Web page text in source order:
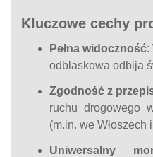
Kluczowe cechy
Pełna widoczność:
odblaskowa odbija
Zgodność z
ruchu drogowego
(m.in. we Włoszech
Uniwersalny